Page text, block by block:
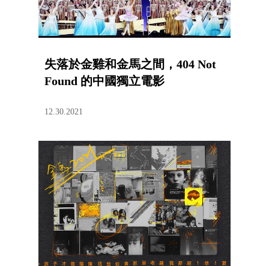
失落於金雞和金馬之間，404 Not
Found 的中國獨立電影
12.30.2021